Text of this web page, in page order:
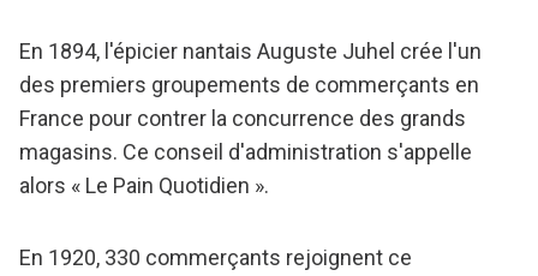
En 1894, l'épicier nantais Auguste Juhel crée l'un
des premiers groupements de commerçants en
France pour contrer la concurrence des grands
magasins. Ce conseil d'administration s'appelle
alors « Le Pain Quotidien ».
En 1920, 330 commerçants rejoignent ce